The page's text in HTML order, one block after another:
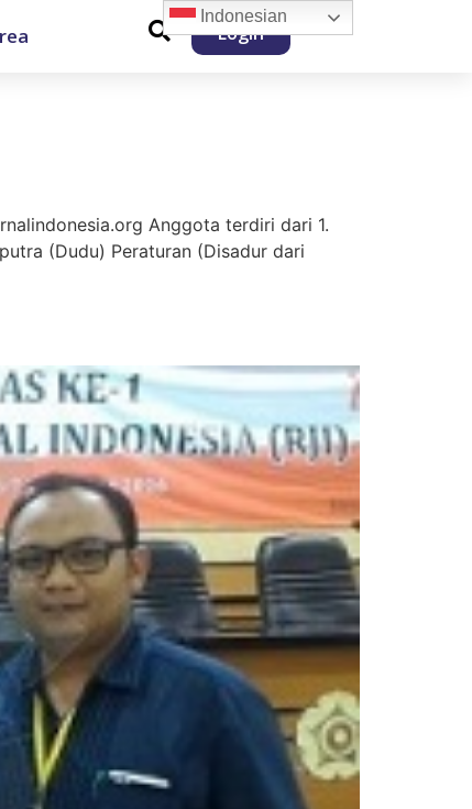
Login
Anggota terdiri dari 1.
(Dudu) Peraturan (Disadur dari
Indonesian